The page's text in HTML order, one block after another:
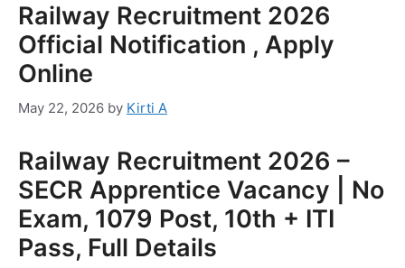
Railway Recruitment 2026
Official Notification , Apply
Online
May 22, 2026 by Kirti A
Railway Recruitment 2026 –
SECR Apprentice Vacancy | No
Exam, 1079 Post, 10th + ITI
Pass, Full Details